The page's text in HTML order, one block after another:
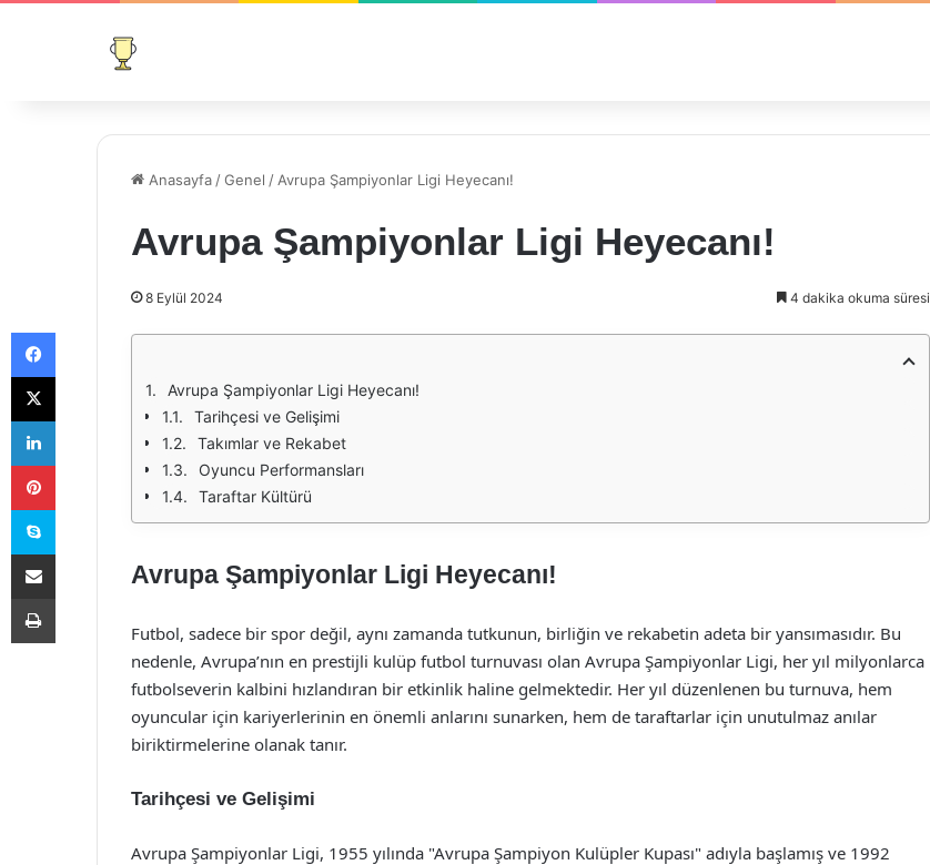
Anasayfa /Genel / Avrupa Şampiyonlar Ligi Heyecanı!
Avrupa Şampiyonlar Ligi Heyecanı!
8 Eylül 2024 4 dakika okuma süresi
Avrupa Şampiyonlar Ligi Heyecanı!
Tarihçesi ve Gelişimi
Takımlar ve Rekabet
Oyuncu Performansları
Taraftar Kültürü
Avrupa Şampiyonlar Ligi Heyecanı!
Futbol, sadece bir spor değil, aynı zamanda tutkunun, birliğin ve rekabetin adeta bir yansımasıdır. Bu
nedenle, Avrupa’nın en prestijli kulüp futbol turnuvası olan Avrupa Şampiyonlar Ligi, her yıl milyonlarca
futbolseverin kalbini hızlandıran bir etkinlik haline gelmektedir. Her yıl düzenlenen bu turnuva, hem
oyuncular için kariyerlerinin en önemli anlarını sunarken, hem de taraftarlar için unutulmaz anılar
biriktirmelerine olanak tanır.
Tarihçesi ve Gelişimi
Avrupa Şampiyonlar Ligi, 1955 yılında "Avrupa Şampiyon Kulüpler Kupası" adıyla başlamış ve 1992
Facebook
X
LinkedIn
Pinterest
Skype
E-Posta ile paylaş